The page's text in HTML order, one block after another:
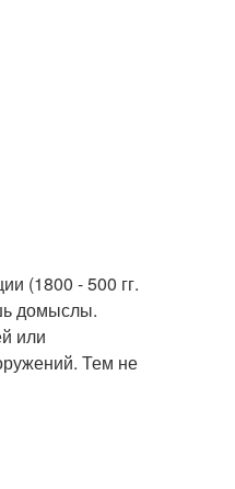
(1800 - 500 гг.
домыслы.
или
Тем не